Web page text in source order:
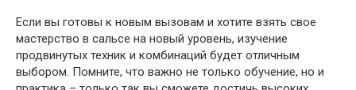
Если вы готовы к новым вызовам и хотите взять свое
мастерство в сальсе на новый уровень, изучение
продвинутых техник и комбинаций будет отличным
выбором. Помните, что важно не только обучение, но и